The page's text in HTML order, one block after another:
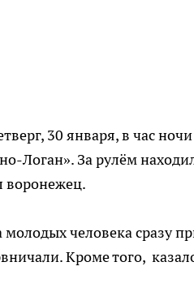
30 января, в час
Логан». За рулём
воронежец.
молодых человека сразу
Кроме того,